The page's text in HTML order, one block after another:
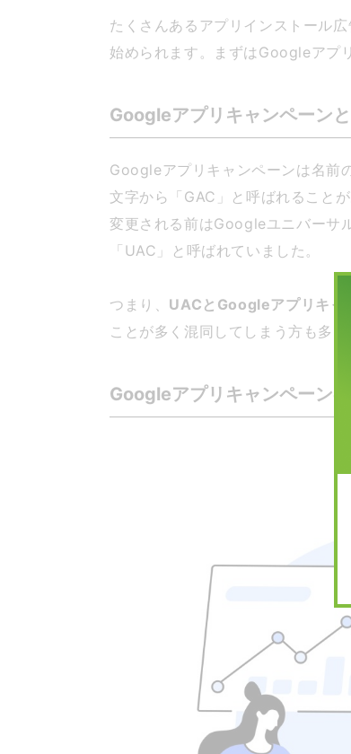
たくさんあるアプリインストール
始められます。まずはGoogleアプ
Googleアプリキャンペーン
Googleアプリキャンペーンは名前
文字から「GAC」と呼ばれること
変更される前はGoogleユニバーサ
「UAC」と呼ばれていました。
つまり、 UACとGoogleアプリキャ
ことが多く混同してしまう方も多
Googleアプリキャンペーン